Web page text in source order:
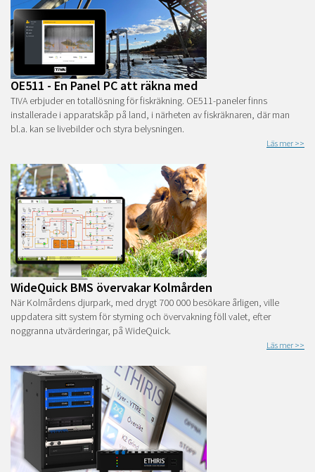
OE511 - En Panel PC att räkna med
TIVA erbjuder en totallösning för fiskräkning. OE511-paneler finns
installerade i apparatskåp på land, i närheten av fiskräknaren, där man
bl.a. kan se livebilder och styra belysningen.
Läs mer >>
WideQuick BMS övervakar Kolmården
När Kolmårdens djurpark, med drygt 700 000 besökare årligen, ville
uppdatera sitt system för styrning och övervakning föll valet, efter
noggranna utvärderingar, på WideQuick.
Läs mer >>